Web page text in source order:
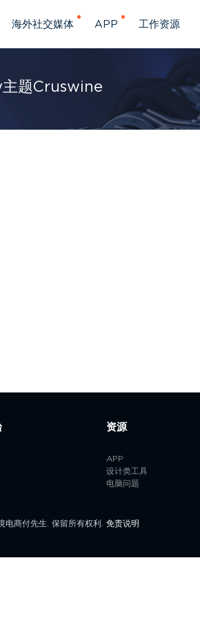
海外社交媒体 APP 工作资源
题Cruswine
资源
APP
设计类工具
电脑问题
商付先生. 保留所有权利. 免责说明